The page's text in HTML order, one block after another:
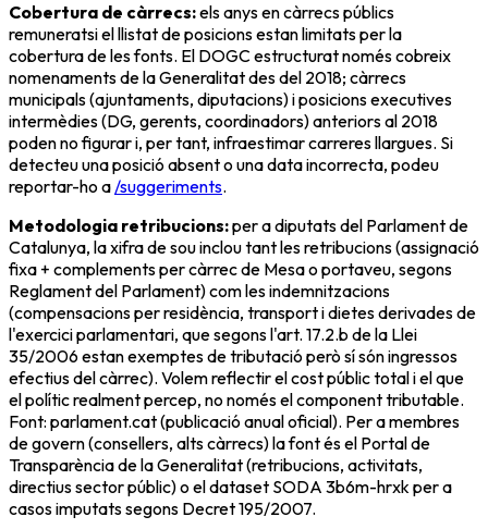
Cobertura de càrrecs:elsanys en càrrecs públics
remuneratsi el llistat de posicions estan limitats per la
cobertura de les fonts. El DOGC estructurat només cobreix
nomenaments de la Generalitat des del 2018; càrrecs
municipals (ajuntaments, diputacions) i posicions executives
intermèdies (DG, gerents, coordinadors) anteriors al 2018
poden no figurar i, per tant, infraestimar carreres llargues. Si
detecteu una posició absent o una data incorrecta, podeu
reportar-ho a/suggeriments.
Metodologia retribucions:per a diputats del Parlament de
Catalunya, la xifra de sou inclou tant lesretribucions(assignació
fixa + complements per càrrec de Mesa o portaveu, segons
Reglament del Parlament) com lesindemnitzacions
(compensacions per residència, transport i dietes derivades de
l'exercici parlamentari, que segons l'art. 17.2.b de la Llei
35/2006 estan exemptes de tributació però sí són ingressos
efectius del càrrec). Volem reflectir el cost públic total i el que
el polític realment percep, no només el component tributable.
Font: parlament.cat (publicació anual oficial). Per a membres
de govern (consellers, alts càrrecs) la font és el Portal de
Transparència de la Generalitat (retribucions, activitats,
directius sector públic) o el dataset SODA 3b6m-hrxk per a
casos imputats segons Decret 195/2007.